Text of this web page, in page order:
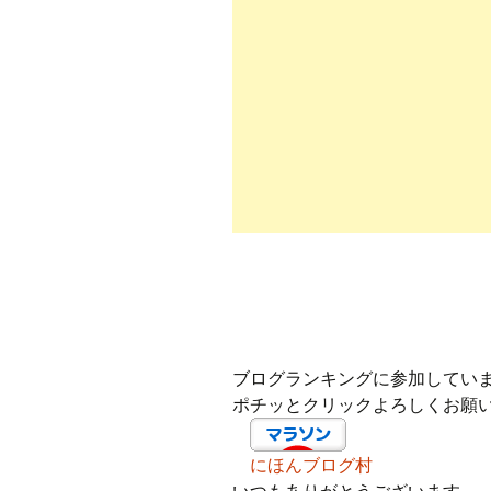
ブログランキングに参加していま
ポチッとクリックよろしくお願
にほんブログ村